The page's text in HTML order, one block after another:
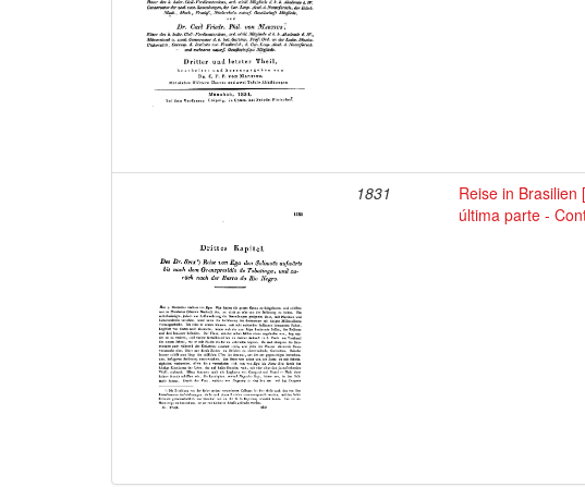
1831
Reise in Brasilien
última parte -